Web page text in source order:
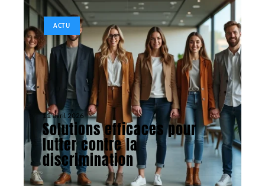
ACTU
11 avril 2026
Solutions efficaces pour
lutter contre la
discrimination